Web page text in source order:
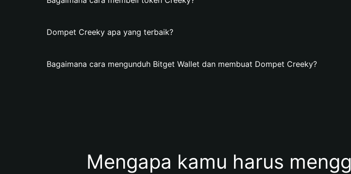
Dompet Creeky apa yang terbaik?
Bagaimana cara mengunduh Bitget Wallet dan membuat Dompet Creeky?
Mengapa kamu harus